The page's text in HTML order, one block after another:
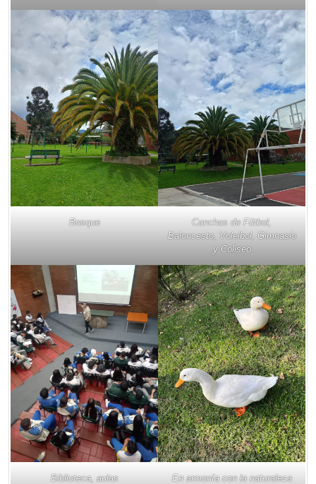
Bosque
Canchas de Fútbol,
Baloncesto, Voleibol, Gimnasio
y Coliseo
Biblioteca, aulas
En armonía con la naturaleza